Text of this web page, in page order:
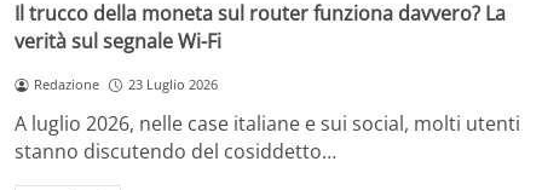
Il trucco della moneta sul router funziona davvero? La
verità sul segnale Wi-Fi
Redazione 23 Luglio 2026
A luglio 2026, nelle case italiane e sui social, molti utenti
stanno discutendo del cosiddetto…